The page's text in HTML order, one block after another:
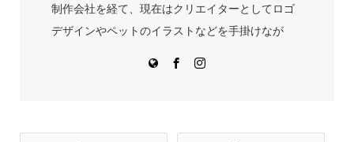
制作会社を経て、現在はクリエイターとしてロゴ
デザインやペットのイラストなどを手掛けなが